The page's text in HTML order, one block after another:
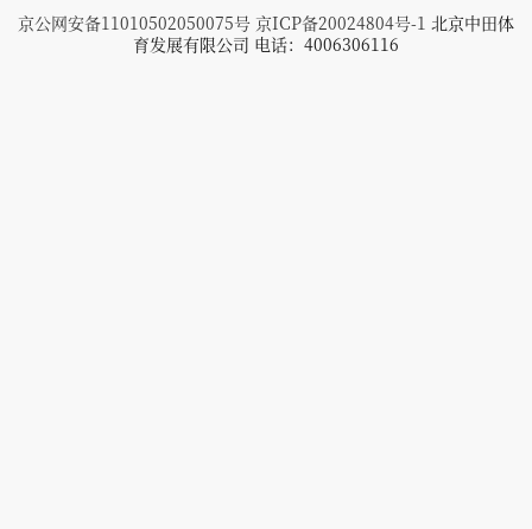
京公网安备11010502050075号 京ICP备20024804号-1 北京中田体
育发展有限公司 电话：4006306116